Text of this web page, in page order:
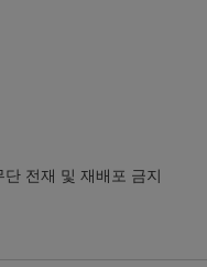
단 전재 및 재배포 금지